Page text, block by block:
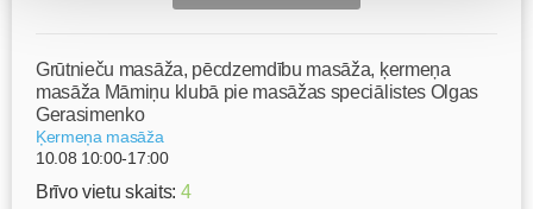
Grūtnieču masāža, pēcdzemdību masāža, ķermeņa
masāža Māmiņu klubā pie masāžas speciālistes Olgas
Gerasimenko
Ķermeņa masāža
10.08 10:00-17:00
Brīvo vietu skaits: 4